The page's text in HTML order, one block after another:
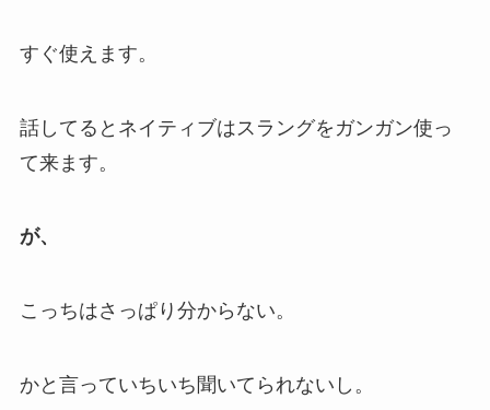
すぐ使えます。
話してるとネイティブはスラングをガンガン使っ
て来ます。
が、
こっちはさっぱり分からない。
かと言っていちいち聞いてられないし。